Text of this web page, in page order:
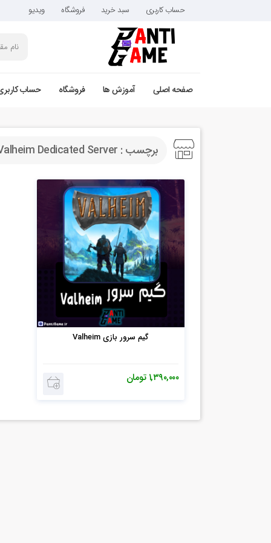
حساب کاربری سبد خرید فروشگاه ویدیو
صفحه اصلی آموزش ها فروشگاه حساب
برچسب : Valheim Dedicated Server
گیم سرور بازی Valheim
۱,۳۹۰,۰۰۰ تومان